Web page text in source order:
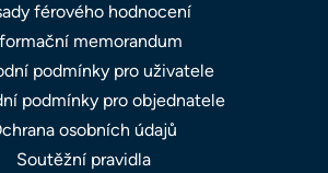
férového hodnocení
memorandum
podmínky pro uživatele
podmínky pro objednatele
osobních údajů
Soutěžní pravidla